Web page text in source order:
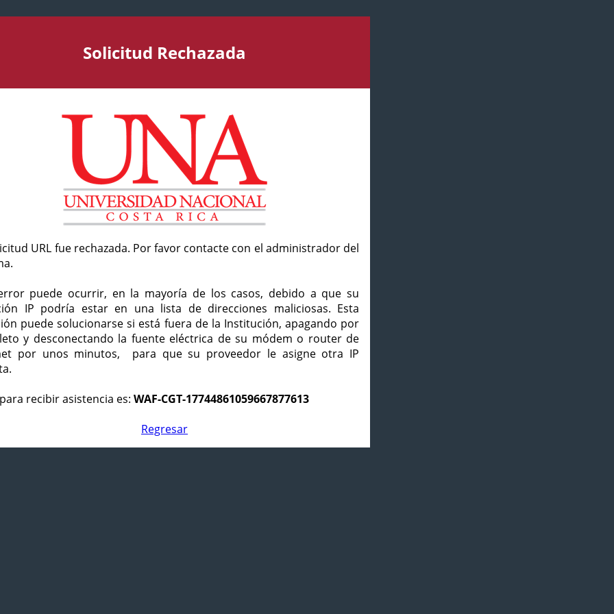
Solicitud Rechazada
URL fue rechazada. Por favor contacte con el administrador del
puede ocurrir, en la mayoría de los casos, debido a que su
IP podría estar en una lista de direcciones maliciosas. Esta
puede solucionarse si está fuera de la Institución, apagando por
y desconectando la fuente eléctrica de su módem o router de
por unos minutos, para que su proveedor le asigne otra IP
recibir asistencia es: WAF-CGT-17744861059667877613
Regresar